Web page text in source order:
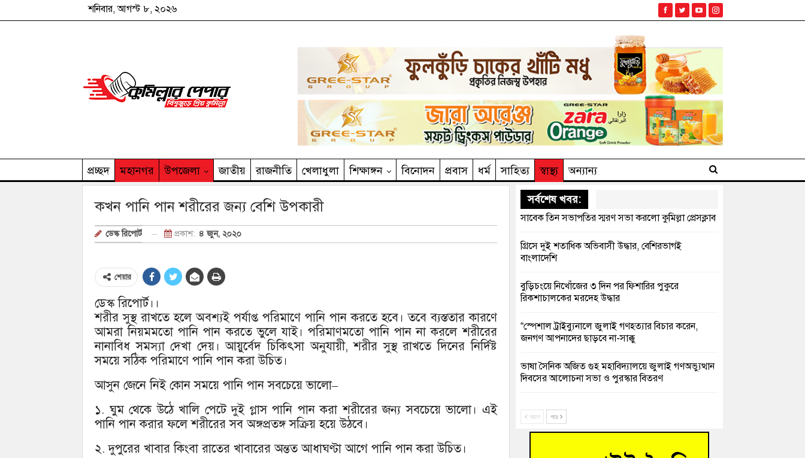
শনিবার, আগস্ট ৮, ২০২৬
প্রচ্ছদ মহানগর উপজেলা জাতীয় রাজনীতি খেলাধুলা শিক্ষাঙ্গন বিনোদন প্রবাস ধর্ম সাহিত‌্য স্বাস্থ্য
অন্যান্য
কখন পানি পান শরীরের জন্য বেশি উপকারী
ডেস্ক রিপোর্ট প্রকাশ: ৪ জুন, ২০২০
শেয়ার
ডেস্ক রিপোর্ট।।
শরীর সুস্থ রাখতে হলে অবশ্যই পর্যাপ্ত পরিমাণে পানি পান করতে হবে। তবে ব্যস্ততার কারণে
আমরা নিয়মমতো পানি পান করতে ভুলে যাই। পরিমাণমতো পানি পান না করলে শরীরের
নানাবিধ সমস্যা দেখা দেয়। আয়ুর্বেদ চিকিৎসা অনুযায়ী, শরীর সুস্থ রাখতে দিনের নির্দিষ্ট
সময়ে সঠিক পরিমাণে পানি পান করা উচিত।
আসুন জেনে নিই কোন সময়ে পানি পান সবচেয়ে ভালো–
১. ঘুম থেকে উঠে খালি পেটে দুই গ্লাস পানি পান করা শরীরের জন্য সবচেয়ে ভালো। এই
পানি পান করার ফলে শরীরের সব অঙ্গপ্রতঙ্গ সক্রিয় হয়ে উঠবে।
২. দুপুরের খাবার কিংবা রাতের খাবারের অন্তত আধাঘণ্টা আগে পানি পান করা উচিত।
সর্বশেষ খবর:
সাবেক তিন সভাপতির স্মরণ সভা করলো কুমিল্লা প্রেসক্লাব
গ্রিসে দুই শতাধিক অভিবাসী উদ্ধার, বেশিরভাগই
বাংলাদেশি
বুড়িচংয়ে নিখোঁজের ৩ দিন পর ফিশারির পুকুরে
রিকশাচালকের মরদেহ উদ্ধার
“স্পেশাল ট্রাইব্যুনালে জুলাই গণহত্যার বিচার করেন,
জনগণ আপনাদের ছাড়বে না-সাক্কু
ভাষা সৈনিক অজিত গুহ মহাবিদ্যালয়ে জুলাই গণঅভ্যুত্থান
দিবসের আলোচনা সভা ও পুরস্কার বিতরণ
‘হাসিনাকে ফেরাতে তৎপরতা’ কুবিতে ১১ শিক্ষককে ঘিরে
ফ্যাক্ট-ফাইন্ডিং কমিটি গঠন
আগে পরে